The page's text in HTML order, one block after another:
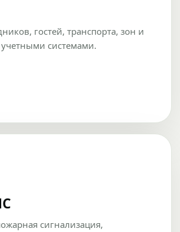
гостей, транспорта, зон и
учетными системами.
сигнализация,